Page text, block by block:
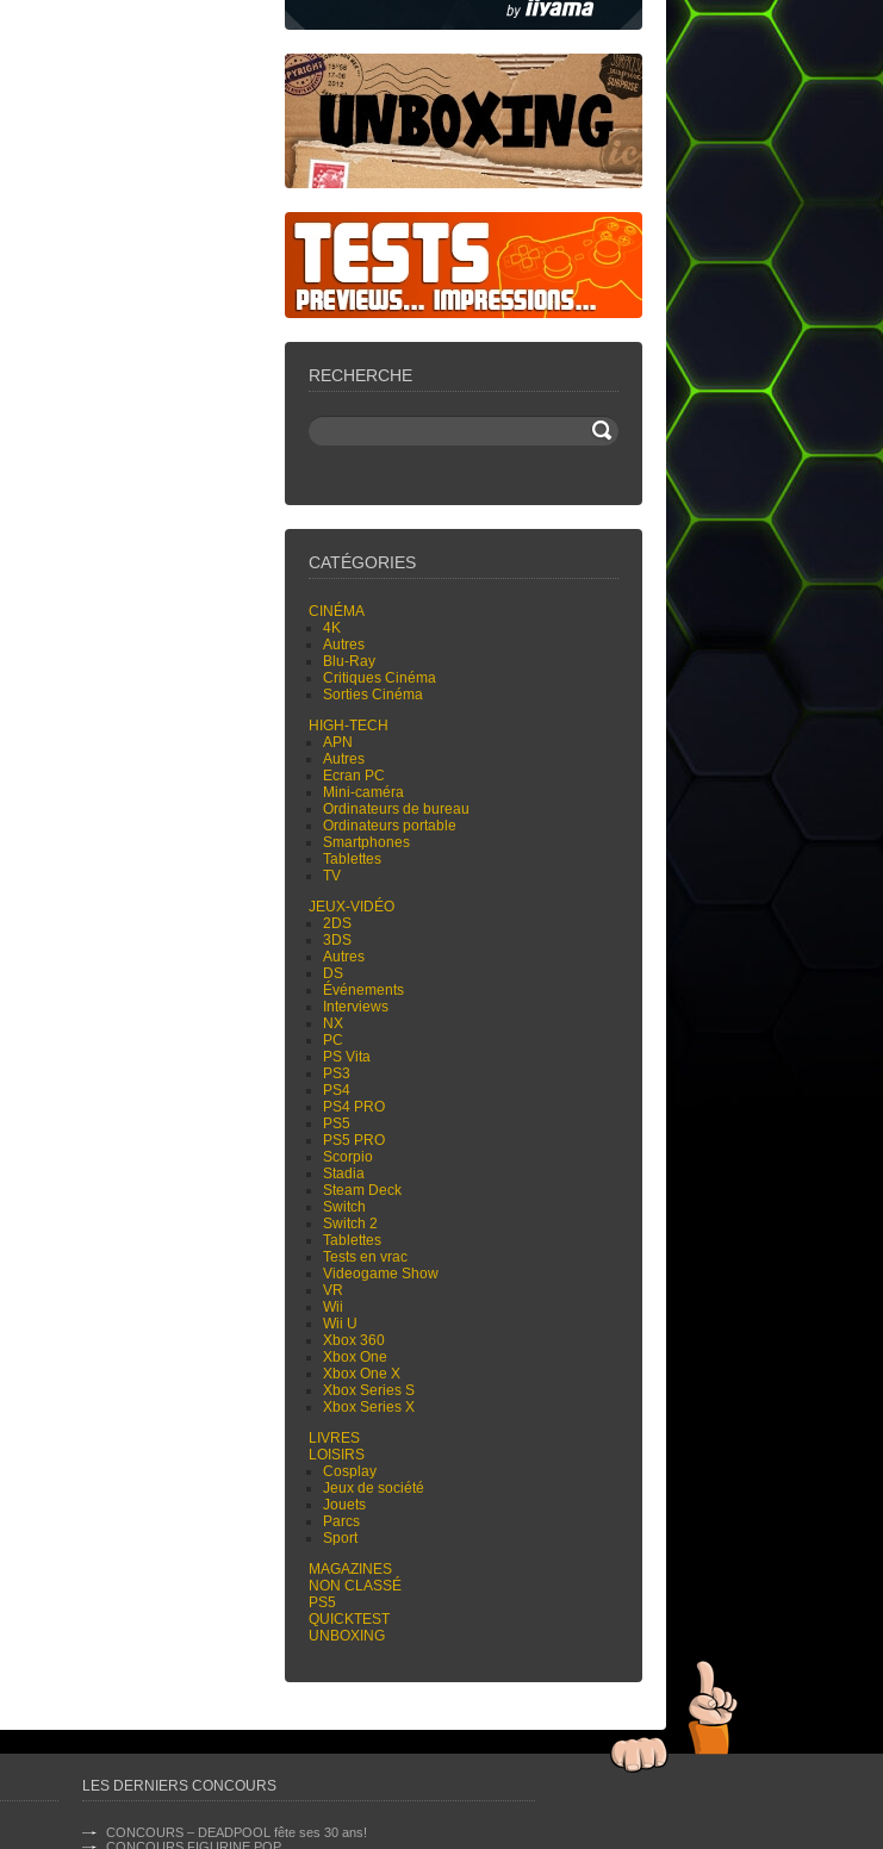
RECHERCHE
CATÉGORIES
CINÉMA
4K
Autres
Blu-Ray
Critiques Cinéma
Sorties Cinéma
HIGH-TECH
APN
Autres
Ecran PC
Mini-caméra
Ordinateurs de bureau
Ordinateurs portable
Smartphones
Tablettes
TV
JEUX-VIDÉO
2DS
3DS
Autres
DS
Événements
Interviews
NX
PC
PS Vita
PS3
PS4
PS4 PRO
PS5
PS5 PRO
Scorpio
Stadia
Steam Deck
Switch
Switch 2
Tablettes
Tests en vrac
Videogame Show
VR
Wii
Wii U
Xbox 360
Xbox One
Xbox One X
Xbox Series S
Xbox Series X
LIVRES
LOISIRS
Cosplay
Jeux de société
Jouets
Parcs
Sport
MAGAZINES
NON CLASSÉ
PS5
QUICKTEST
UNBOXING
LES DERNIERS CONCOURS
CONCOURS – DEADPOOL fête ses 30 ans!